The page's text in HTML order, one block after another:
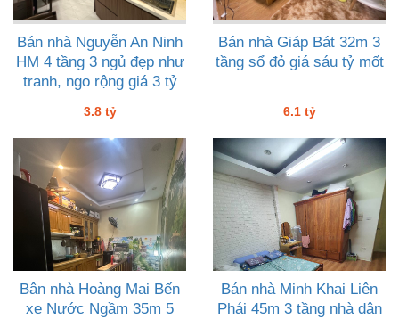
Bán nhà Nguyễn An Ninh
HM 4 tầng 3 ngủ đẹp như
tranh, ngo rộng giá 3 tỷ
3.8 tỷ
Bán nhà Giáp Bát 32m 3
tầng sổ đỏ giá sáu tỷ mốt
6.1 tỷ
Bân nhà Hoàng Mai Bến
xe Nước Ngầm 35m 5
Bán nhà Minh Khai Liên
Phái 45m 3 tầng nhà dân